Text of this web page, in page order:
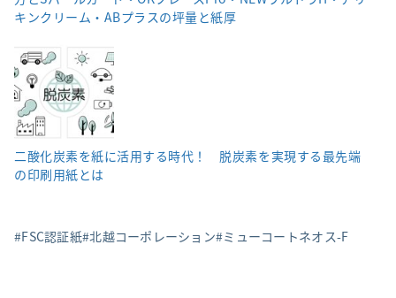
キンクリーム・ABプラスの坪量と紙厚
二酸化炭素を紙に活用する時代！ 脱炭素を実現する最先端
の印刷用紙とは
FSC認証紙 北越コーポレーション ミューコートネオス-F